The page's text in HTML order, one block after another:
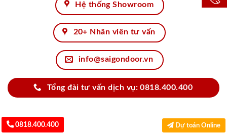
Hệ thống Showroom
20+ Nhân viên tư vấn
info@saigondoor.vn
Tổng đài tư vấn dịch vụ: 0818.400.400
0818.400.400 Dự toán Online